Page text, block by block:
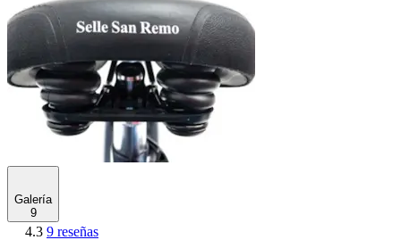
Galería
9
4.3 9 reseñas